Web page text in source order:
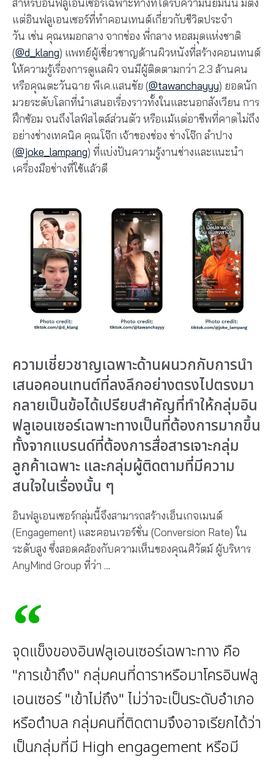
สำหรับอินฟลูเอนเซอร์เฉพาะทางที่ได้รับความนิยมนั้น มีตั้ง
แต่อินฟลูเอนเซอร์ที่ทำคอนเทนต์เกี่ยวกับชีวิตประจำ
วัน เช่น คุณหมอกลาง จากช่อง พี่กลาง หอสมุดแห่งชาติ
(@d_klang) แพทย์ผู้เชี่ยวชาญด้านผิวหนังที่สร้างคอนเทนต์
ให้ความรู้เรื่องการดูแลผิว จนมีผู้ติดตามกว่า 2.3 ล้านคน
หรือคุณตะวันฉาย พีเค.แสนชัย (@tawanchayyy) ยอดนัก
มวยระดับโลกที่นำเสนอเรื่องราวทั้งในและนอกสังเวียน การ
ฝึกซ้อม จนถึงไลฟ์สไตล์ส่วนตัว หรือแม้แต่อาชีพที่คาดไม่ถึง
อย่างช่างเทคนิค คุณโจ๊ก เจ้าของช่อง ช่างโจ๊ก ลำปาง
(@joke_lampang) ที่แบ่งปันความรู้งานช่างและแนะนำ
เครื่องมือช่างที่ใช้แล้วดี
ความเชี่ยวชาญเฉพาะด้านผนวกกับการนำ
เสนอคอนเทนต์ที่ลงลึกอย่างตรงไปตรงมา
กลายเป็นข้อได้เปรียบสำคัญที่ทำให้กลุ่มอิน
ฟลูเอนเซอร์เฉพาะทางเป็นที่ต้องการมากขึ้น
ทั้งจากแบรนด์ที่ต้องการสื่อสารเจาะกลุ่ม
ลูกค้าเฉพาะ และกลุ่มผู้ติดตามที่มีความ
สนใจในเรื่องนั้น ๆ
อินฟลูเอนเซอร์กลุ่มนี้จึงสามารถสร้างเอ็นเกจเมนต์
(Engagement) และคอนเวอร์ชั่น (Conversion Rate) ใน
ระดับสูง ซึ่งสอดคล้องกับความเห็นของคุณศิวัตม์ ผู้บริหาร
AnyMind Group ที่ว่า …
จุดแข็งของอินฟลูเอนเซอร์เฉพาะทาง คือ
"การเข้าถึง" กลุ่มคนที่ดาราหรือมาโครอินฟลู
เอนเซอร์ "เข้าไม่ถึง" ไม่ว่าจะเป็นระดับอำเภอ
หรือตำบล กลุ่มคนที่ติดตามจึงอาจเรียกได้ว่า
เป็นกลุ่มที่มี High engagement หรือมี